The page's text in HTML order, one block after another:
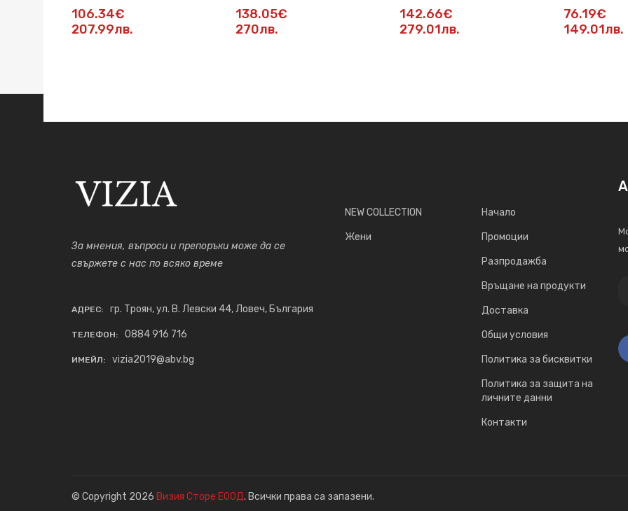
106.34€
207.99лв.
138.05€
270лв.
142.66€
279.01лв.
силует в
76.19€
149.01лв.
За мнения, въпроси и препоръки може да се
свържете с нас по всяко време
АДРЕС: гр. Троян, ул. В. Левски 44, Ловеч, България
ТЕЛЕФОН: 0884 916 716
ИМЕЙЛ: vizia2019@abv.bg
NEW COLLECTION
Жени
Начало
Промоции
Разпродажба
Връщане на продукти
Доставка
Общи условия
Политика за бисквитки
Политика за защита на
личните данни
Контакти
© Copyright 2026 Визия Сторе ЕООД. Всички права са запазени.